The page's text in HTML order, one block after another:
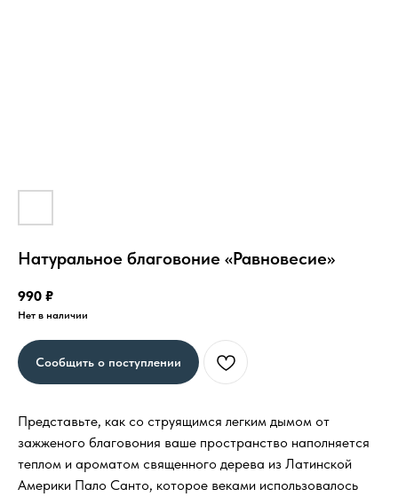
Натуральное благовоние «Равновесие»
990 ₽
Нет в наличии
Сообщить о поступлении
Представьте, как со струящимся легким дымом от
зажженого благовония ваше пространство наполняется
теплом и ароматом священного дерева из Латинской
Америки Пало Санто, которое веками использовалось